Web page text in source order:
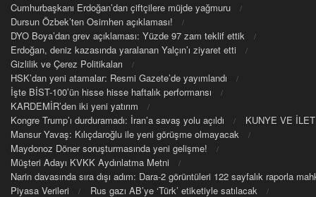
Cumhurbaşkanı Erdoğan’dan çiftçilere müjde yağmuru
Dursun Özbek’ten Osimhen açıklaması!
DYO Boya’dan grev açıklaması: Yüzde 97 zam teklif ettik
Erdoğan, deniz kazasında yaralanan Yalçın’ı ziyaret etti
Gizlilik ve Çerez Politikaları
HSK’dan yeni atamalar: Resmi Gazete’de yayımlandı
İşte BİST-100’ün hisse hisse haftalık performansı
KARDEMİR’den iki yeni yatırım
Kongre Trump’ı durduramadı: İran’a savaş yolu açıldı
KUNYE VE
Mansur Yavaş: Kılıçdaroğlu ile yeni görüşme olmayacak
Maydonoz Döner soruşturmasında yeni gelişme!
Müşteri Adayı KVKK Aydınlatma Metni
Narin davasında sıra dışı adım: Dara-2 görüntüleri 122 sayfalık raporla
Piyasa Verileri
Rus gazı AB’ye ‘Türk’ etiketiyle satılacak